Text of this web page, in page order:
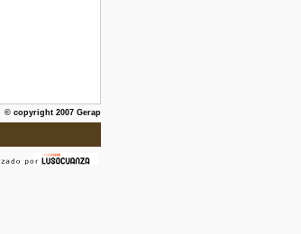
© copyright 2007 Gerap